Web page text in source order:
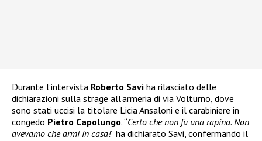
Durante l’intervista Roberto Savi ha rilasciato delle
dichiarazioni sulla strage all’armeria di via Volturno, dove
sono stati uccisi la titolare Licia Ansaloni e il carabiniere in
congedo Pietro Capolungo. “Certo che non fu una rapina. Non
avevamo che armi in casa!” ha dichiarato Savi, confermando il